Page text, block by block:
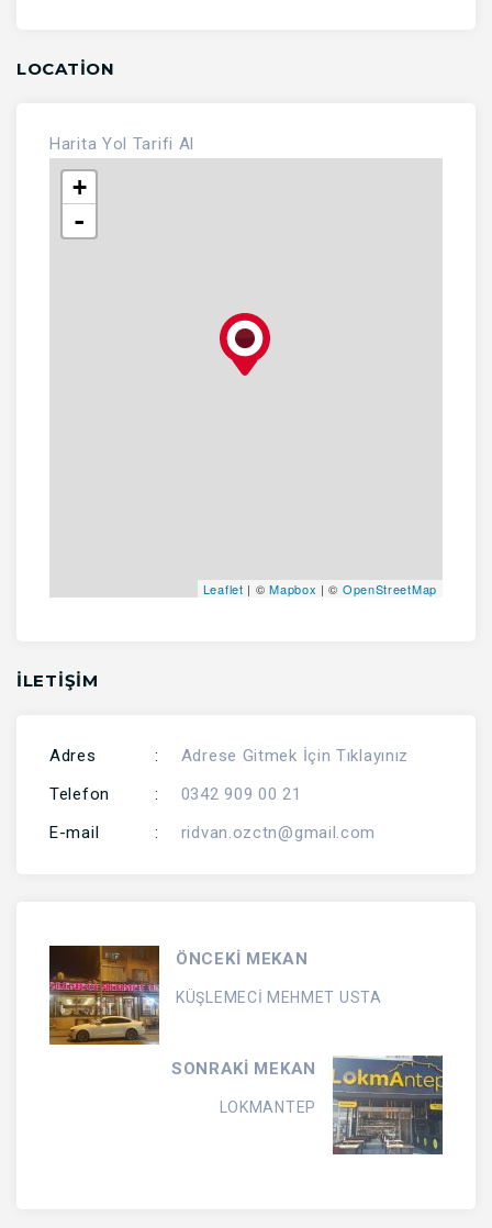
LOCATION
Harita Yol Tarifi Al
+
-
Leaflet | ©Mapbox | © OpenStreetMap
İLETİŞİM
Adres :
Adrese Gitmek İçin Tıklayınız
Telefon
:
0342 909 00 21
E-mail
: ridvan.ozctn@gmail.com
ÖNCEKİ MEKAN
KÜŞLEMECİ MEHMET USTA
SONRAKİ MEKAN
LOKMANTEP